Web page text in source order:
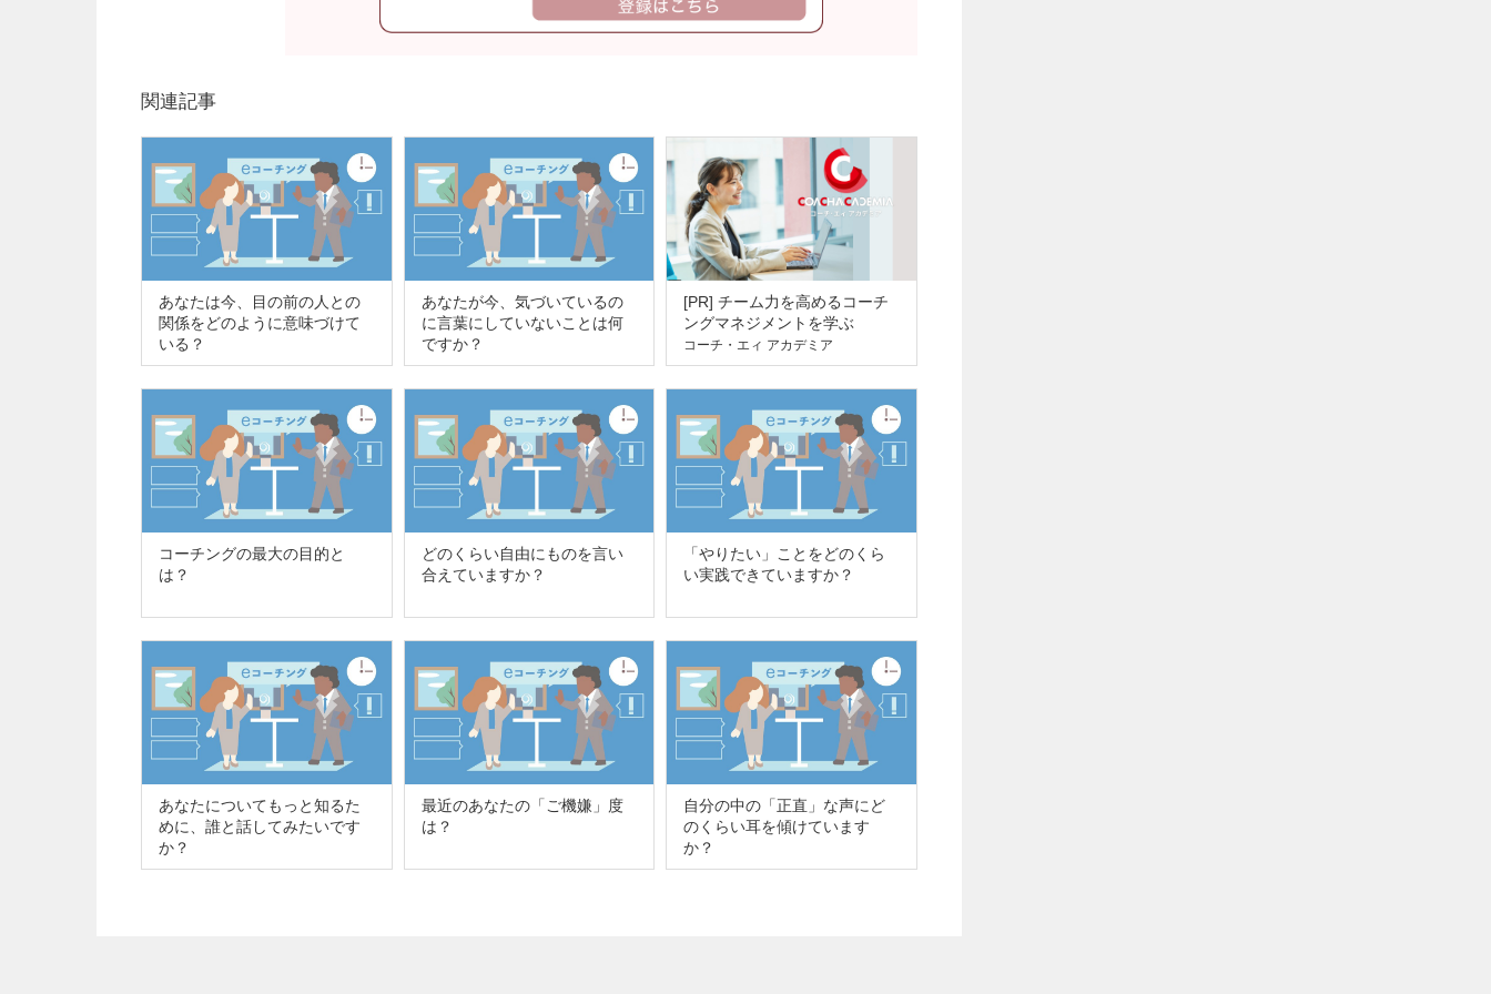
関連記事
あなたは今、目の前の人との
関係をどのように意味づけて
いる？
あなたが今、気づいているの
に言葉にしていないことは何
ですか？
[PR] チーム力を高めるコーチ
ングマネジメントを学ぶ
コーチ・エィ アカデミア
コーチングの最大の目的と
は？
どのくらい自由にものを言い
合えていますか？
「やりたい」ことをどのくら
い実践できていますか？
あなたについてもっと知るた
めに、誰と話してみたいです
か？
最近のあなたの「ご機嫌」度
は？
自分の中の「正直」な声にど
のくらい耳を傾けています
か？